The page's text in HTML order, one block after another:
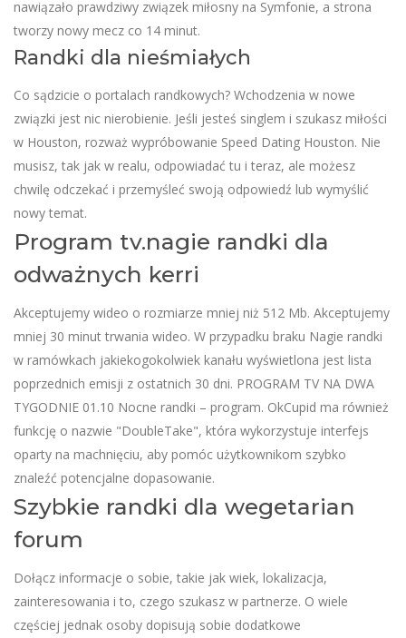
nawiązało prawdziwy związek miłosny na Symfonie, a strona
tworzy nowy mecz co 14 minut.
Randki dla nieśmiałych
Co sądzicie o portalach randkowych? Wchodzenia w nowe
związki jest nic nierobienie. Jeśli jesteś singlem i szukasz miłości
w Houston, rozważ wypróbowanie Speed Dating Houston. Nie
musisz, tak jak w realu, odpowiadać tu i teraz, ale możesz
chwilę odczekać i przemyśleć swoją odpowiedź lub wymyślić
nowy temat.
Program tv.nagie randki dla
odważnych kerri
Akceptujemy wideo o rozmiarze mniej niż 512 Mb. Akceptujemy
mniej 30 minut trwania wideo. W przypadku braku Nagie randki
w ramówkach jakiekogokolwiek kanału wyświetlona jest lista
poprzednich emisji z ostatnich 30 dni. PROGRAM TV NA DWA
TYGODNIE 01.10 Nocne randki – program. OkCupid ma również
funkcję o nazwie "DoubleTake", która wykorzystuje interfejs
oparty na machnięciu, aby pomóc użytkownikom szybko
znaleźć potencjalne dopasowanie.
Szybkie randki dla wegetarian
forum
Dołącz informacje o sobie, takie jak wiek, lokalizacja,
zainteresowania i to, czego szukasz w partnerze. O wiele
częściej jednak osoby dopisują sobie dodatkowe